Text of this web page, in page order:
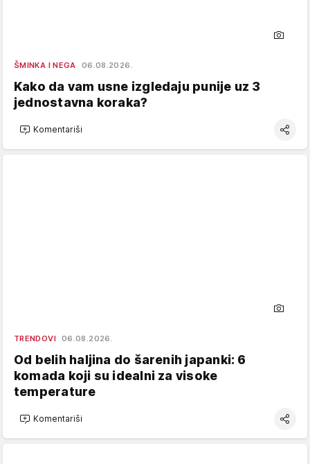
ŠMINKA I NEGA 06.08.2026.
Kako da vam usne izgledaju punije uz 3
jednostavna koraka?
Komentariši
TRENDOVI 06.08.2026.
Od belih haljina do šarenih japanki: 6
komada koji su idealni za visoke
temperature
Komentariši